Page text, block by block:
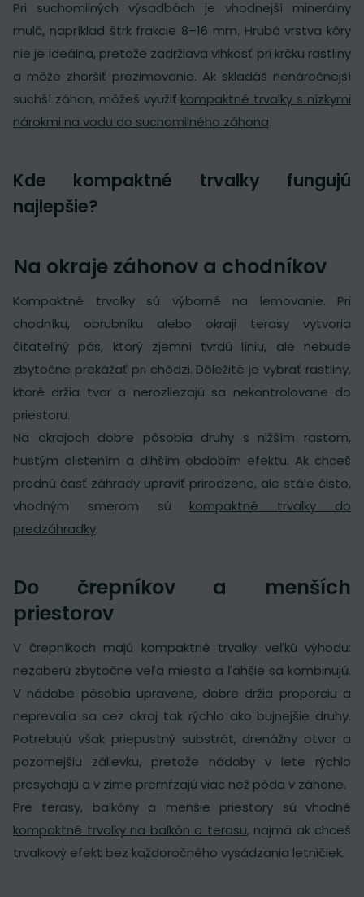
Pri suchomilných výsadbách je vhodnejší minerálny
mulč, napríklad štrk frakcie 8–16 mm. Hrubá vrstva kôry
nie je ideálna, pretože zadržiava vlhkosť pri krčku rastliny
a môže zhoršiť prezimovanie. Ak skladáš nenáročnejší
suchší záhon, môžeš využiť kompaktné trvalky s nízkymi
nárokmi na vodu do suchomilného záhona.
Kde kompaktné trvalky fungujú
najlepšie?
Na okraje záhonov a chodníkov
Kompaktné trvalky sú výborné na lemovanie. Pri
chodníku, obrubníku alebo okraji terasy vytvoria
čitateľný pás, ktorý zjemní tvrdú líniu, ale nebude
zbytočne prekážať pri chôdzi. Dôležité je vybrať rastliny,
ktoré držia tvar a nerozliezajú sa nekontrolovane do
priestoru.
Na okrajoch dobre pôsobia druhy s nižším rastom,
hustým olistením a dlhším obdobím efektu. Ak chceš
prednú časť záhrady upraviť prirodzene, ale stále čisto,
vhodným smerom sú kompaktné trvalky do
predzáhradky.
Do črepníkov a menších
priestorov
V črepníkoch majú kompaktné trvalky veľkú výhodu:
nezaberú zbytočne veľa miesta a ľahšie sa kombinujú.
V nádobe pôsobia upravene, dobre držia proporciu a
neprevalia sa cez okraj tak rýchlo ako bujnejšie druhy.
Potrebujú však priepustný substrát, drenážny otvor a
pozornejšiu zálievku, pretože nádoby v lete rýchlo
presychajú a v zime premŕzajú viac než pôda v záhone.
Pre terasy, balkóny a menšie priestory sú vhodné
kompaktné trvalky na balkón a terasu, najmä ak chceš
trvalkový efekt bez každoročného vysádzania letničiek.